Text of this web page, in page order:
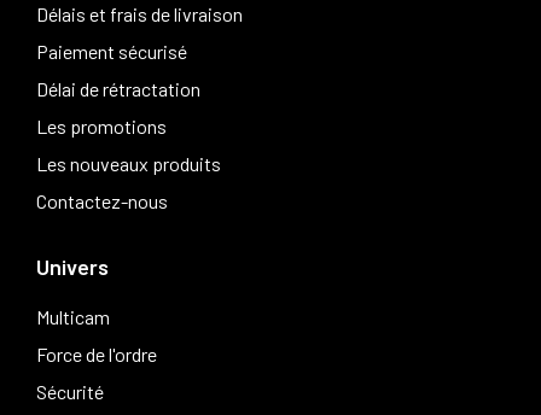
Délais et frais de livraison
Paiement sécurisé
Délai de rétractation
Les promotions
Les nouveaux produits
Contactez-nous
Univers
Multicam
Force de l'ordre
Sécurité